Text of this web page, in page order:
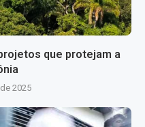
que protejam a
2025